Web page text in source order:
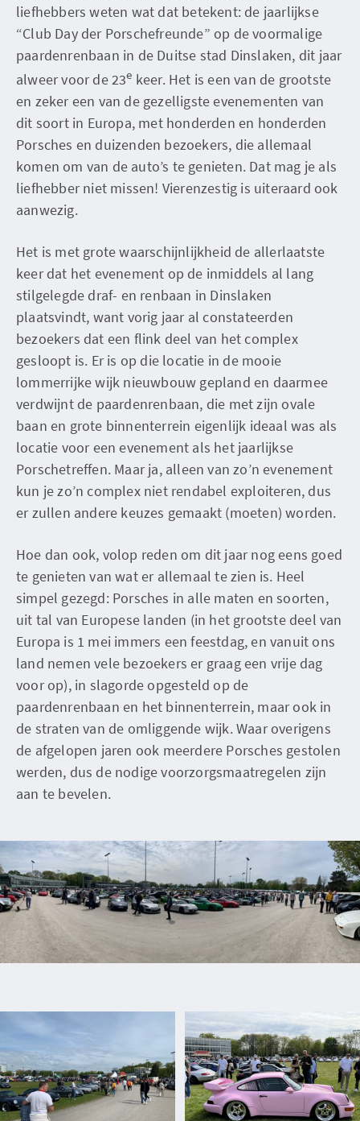
liefhebbers weten wat dat betekent: de jaarlijkse
“Club Day der Porschefreunde” op de voormalige
paardenrenbaan in de Duitse stad Dinslaken, dit jaar
alweer voor de 23e keer. Het is een van de grootste
en zeker een van de gezelligste evenementen van
dit soort in Europa, met honderden en honderden
Porsches en duizenden bezoekers, die allemaal
komen om van de auto’s te genieten. Dat mag je als
liefhebber niet missen! Vierenzestig is uiteraard ook
aanwezig.
Het is met grote waarschijnlijkheid de allerlaatste
keer dat het evenement op de inmiddels al lang
stilgelegde draf- en renbaan in Dinslaken
plaatsvindt, want vorig jaar al constateerden
bezoekers dat een flink deel van het complex
gesloopt is. Er is op die locatie in de mooie
lommerrijke wijk nieuwbouw gepland en daarmee
verdwijnt de paardenrenbaan, die met zijn ovale
baan en grote binnenterrein eigenlijk ideaal was als
locatie voor een evenement als het jaarlijkse
Porschetreffen. Maar ja, alleen van zo’n evenement
kun je zo’n complex niet rendabel exploiteren, dus
er zullen andere keuzes gemaakt (moeten) worden.
Hoe dan ook, volop reden om dit jaar nog eens goed
te genieten van wat er allemaal te zien is. Heel
simpel gezegd: Porsches in alle maten en soorten,
uit tal van Europese landen (in het grootste deel van
Europa is 1 mei immers een feestdag, en vanuit ons
land nemen vele bezoekers er graag een vrije dag
voor op), in slagorde opgesteld op de
paardenrenbaan en het binnenterrein, maar ook in
de straten van de omliggende wijk. Waar overigens
de afgelopen jaren ook meerdere Porsches gestolen
werden, dus de nodige voorzorgsmaatregelen zijn
aan te bevelen.